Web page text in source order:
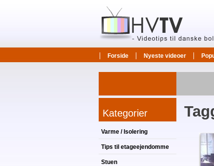
Forside Nyeste videoer
Kategorier
Varme / Isolering
Tips til etageejendomme
Stuen